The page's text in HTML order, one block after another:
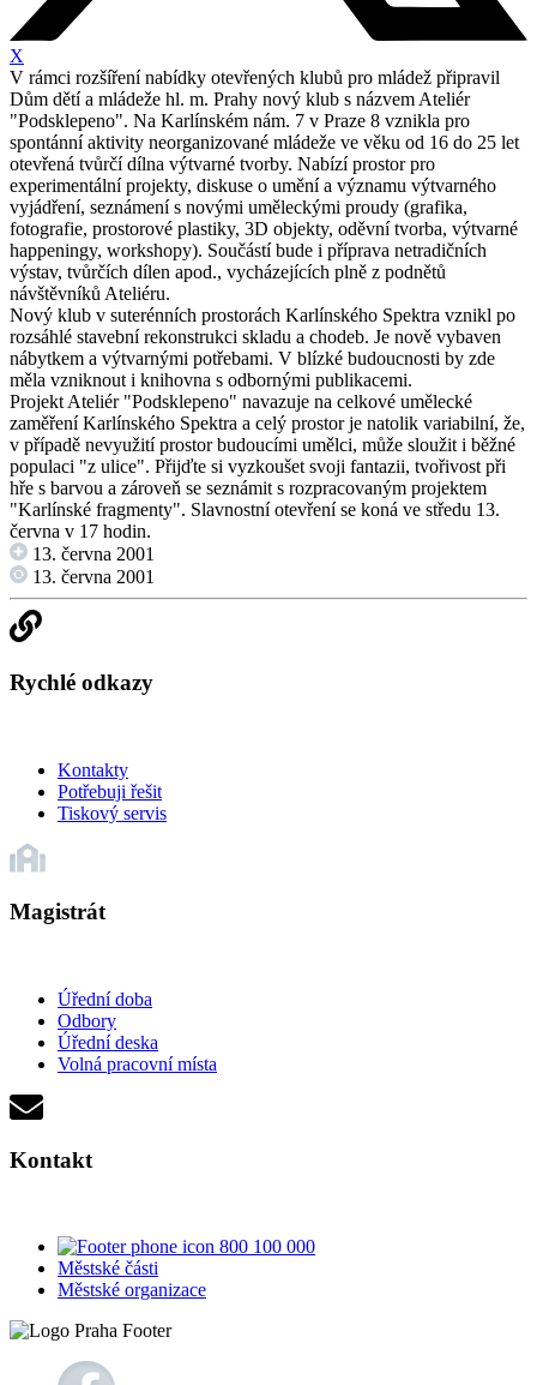
X
V rámci rozšíření nabídky otevřených klubů pro mládež připravil
Dům dětí a mládeže hl. m. Prahy nový klub s názvem Ateliér
"Podsklepeno". Na Karlínském nám. 7 v Praze 8 vznikla pro
spontánní aktivity neorganizované mládeže ve věku od 16 do 25 let
otevřená tvůrčí dílna výtvarné tvorby. Nabízí prostor pro
experimentální projekty, diskuse o umění a významu výtvarného
vyjádření, seznámení s novými uměleckými proudy (grafika,
fotografie, prostorové plastiky, 3D objekty, oděvní tvorba, výtvarné
happeningy, workshopy). Součástí bude i příprava netradičních
výstav, tvůrčích dílen apod., vycházejících plně z podnětů
návštěvníků Ateliéru.
Nový klub v suterénních prostorách Karlínského Spektra vznikl po
rozsáhlé stavební rekonstrukci skladu a chodeb. Je nově vybaven
nábytkem a výtvarnými potřebami. V blízké budoucnosti by zde
měla vzniknout i knihovna s odbornými publikacemi.
Projekt Ateliér "Podsklepeno" navazuje na celkové umělecké
zaměření Karlínského Spektra a celý prostor je natolik variabilní, že,
v případě nevyužití prostor budoucími umělci, může sloužit i běžné
populaci "z ulice". Přijďte si vyzkoušet svoji fantazii, tvořivost při
hře s barvou a zároveň se seznámit s rozpracovaným projektem
"Karlínské fragmenty". Slavnostní otevření se koná ve středu 13.
června v 17 hodin.
13. června 2001
13. června 2001
Rychlé odkazy
Kontakty
Potřebuji řešit
Tiskový servis
Magistrát
Úřední doba
Odbory
Úřední deska
Volná pracovní místa
Kontakt
800 100 000
Městské části
Městské organizace